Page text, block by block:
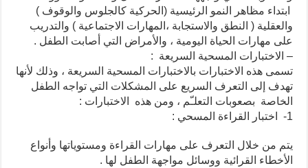
ابتداء مظاهر النمو الرئيسية (الحركية كالجلوس والوقوف )
والعقلية ( النطق والاستجابة ،المهارات الاجتماعية ) والتدريب
على مهارات الحياة اليومية ، والأمراض التي أصابت الطفل .
– الاختبارات المسحية السريعة :
تسمى هذه الاختبارات بالاختبارات المسحية السريعة ، وذلك لأنها
تهدف إلى التعرف السريع على المشكلات التي تواجه الطفل
الخاصة بصعوبات التعلـّم ، ومن هذه الاختبارات :
1- اختبار القراءة المسحي :
يتم من خلال التعرف على مهارات القراءة ومستوياتها وأنواع
الأخطاء القرائية ووسائل مواجهة الطفل لها .